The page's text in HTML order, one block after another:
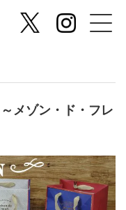
ゾン・ド・フレ